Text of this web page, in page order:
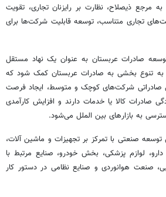
مرجع ذیصلاح، نظارت بر رایزنان تجاری، تقویت
تجاری متناسب، توسعه قابلیت شرکت‌ها برای
صادرات عربستان به عنوان یک نهاد مستقل
تنوع بخشی به صادرات عربستان کمک شود که
صادراتی شرکت‌های کوچک و متوسط، ایجاد فرصت
صادرات کالا یا خدمات دارند و افزایش کارآمدی
به بازارهای بین الملل می‌شود.
صنعتی با تمرکز بر تجهیزات و ماشین آلات،
دارو، لوازم پزشکی، بخش خودرو، صنایع مرتبط با
صنعت هوانوردی و صنایع نظامی در دستور کار